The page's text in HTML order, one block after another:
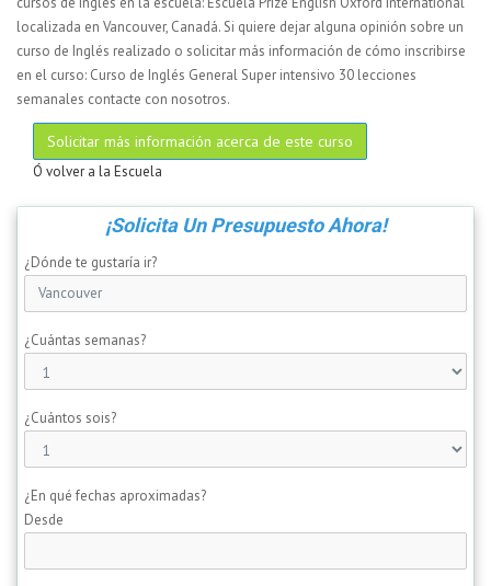
localizada en Vancouver, Canadá. Si quiere dejar alguna opinión sobre un
curso de Inglés realizado o solicitar más información de cómo inscribirse
en el curso: Curso de Inglés General Super intensivo 30 lecciones
semanales contacte con nosotros.
Solicitar más información acerca de este curso
Ó volver a la Escuela
¡Solicita Un Presupuesto Ahora!
¿Dónde te gustaría ir?
¿Cuántas semanas?
¿Cuántos sois?
¿En qué fechas aproximadas?
Desde